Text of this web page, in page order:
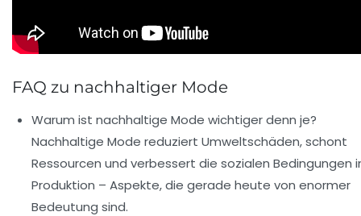
FAQ zu nachhaltiger Mode
Warum ist nachhaltige Mode wichtiger denn je?
Nachhaltige Mode reduziert Umweltschäden, schont
Ressourcen und verbessert die sozialen Bedingungen
Produktion – Aspekte, die gerade heute von enormer
Bedeutung sind.